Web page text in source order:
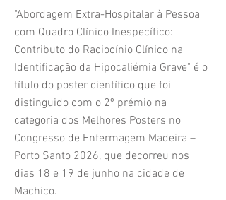
"Abordagem Extra-Hospitalar à Pessoa
com Quadro Clínico Inespecífico:
Contributo do Raciocínio Clínico na
Identificação da Hipocaliémia Grave" é o
título do poster científico que foi
distinguido com o 2º prémio na
categoria dos Melhores Posters no
Congresso de Enfermagem Madeira –
Porto Santo 2026, que decorreu nos
dias 18 e 19 de junho na cidade de
Machico.